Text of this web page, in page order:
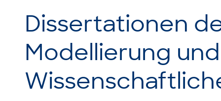
Dissertationen
Modellierung und